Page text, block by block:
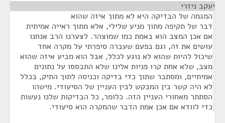
יעקב ניזרי
המגמה של הבדיקה היא לא מתוך איזה שהוא
דבר של תקיפה מתוך מניע שלילי, אלא מתוך ראייה אמיתית
אם אכן המצב הוא באמת כמו שמוצהר. לצערנו הרב אנחנו
עושים את זה, וגם בפעם שעברה סיפרתי על מקרה אחד
שיכול להיות שהוא לא נוגע לכלל, אבל הוא מביע איזה שהוא
מצב, שלא אחת קרו פניות אלינו שלא התבססו על נתונים
אמיתיים, ומסתבר שתוך כדי בדיקה וכניסה לתוך התיק, בכלל
לא היה קשר בין המבקש לבין העניין של הסיעודי. מישהו
הסתתר מאחורי העניין הזה. כלומר, כל הבדיקות שלנו נעשות
כדי לוודא אם אכן אמת הדבר שהמקרה הוא סיעודי.